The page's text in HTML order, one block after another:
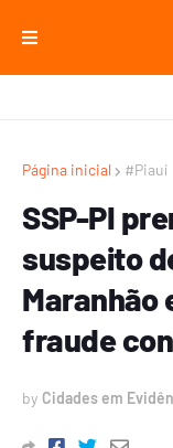
Página inicial #Piauí
SSP-PI
suspeito
Maranhão
fraude
by Cidades em